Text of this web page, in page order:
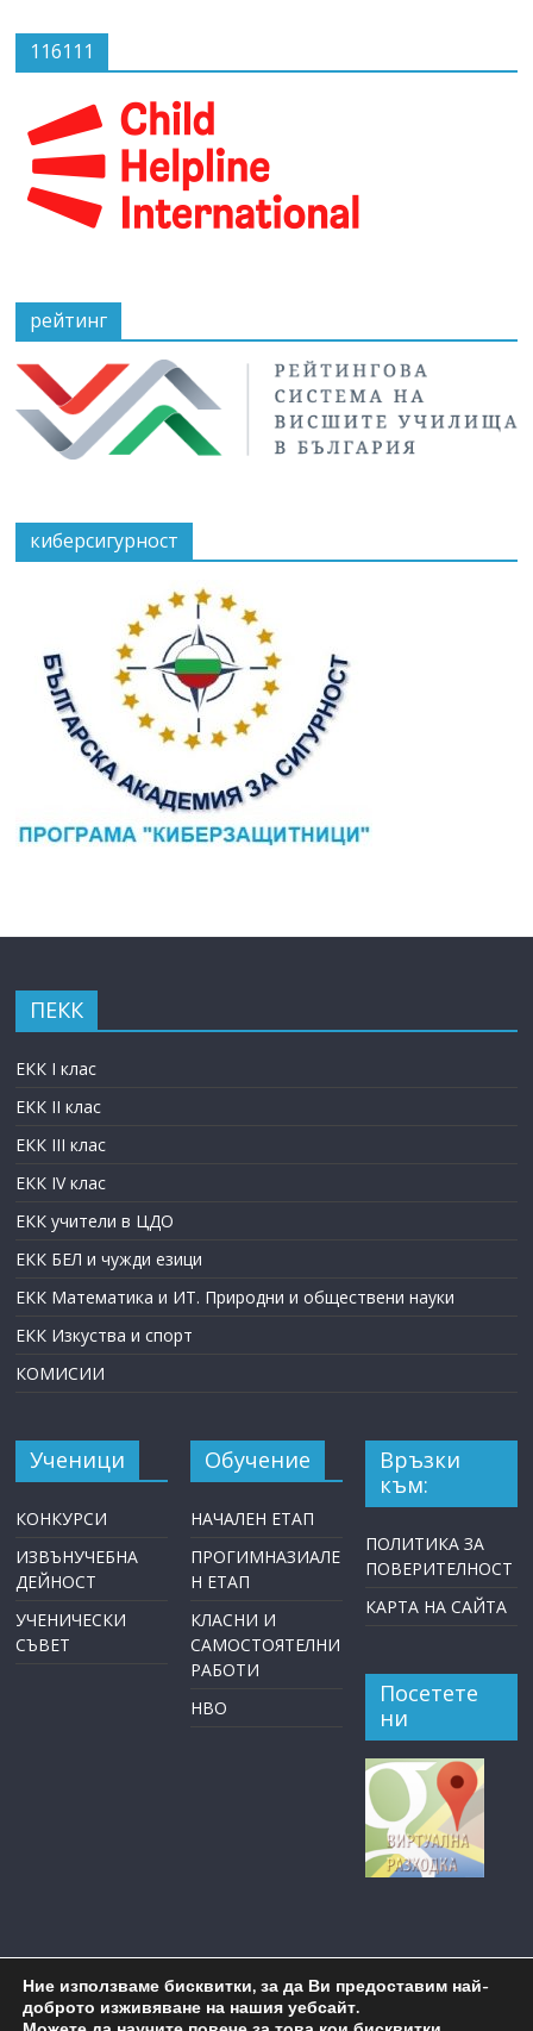
116111
рейтинг
киберсигурност
ПЕКК
ЕКК I клас
ЕКК II клас
ЕКК III клас
ЕКК IV клас
ЕКК учители в ЦДО
ЕКК БЕЛ и чужди езици
ЕКК Математика и ИТ. Природни и обществени науки
ЕКК Изкуства и спорт
КОМИСИИ
Ученици
КОНКУРСИ
ИЗВЪНУЧЕБНА
ДЕЙНОСТ
УЧЕНИЧЕСКИ
СЪВЕТ
Обучение
НАЧАЛЕН ЕТАП
ПРОГИМНАЗИАЛЕ
Н ЕТАП
КЛАСНИ И
САМОСТОЯТЕЛНИ
РАБОТИ
НВО
Връзки
към:
ПОЛИТИКА ЗА
ПОВЕРИТЕЛНОСТ
КАРТА НА САЙТА
Посетете
ни
Ние използваме бисквитки, за да Ви предоставим най-
доброто изживяване на нашия уебсайт.